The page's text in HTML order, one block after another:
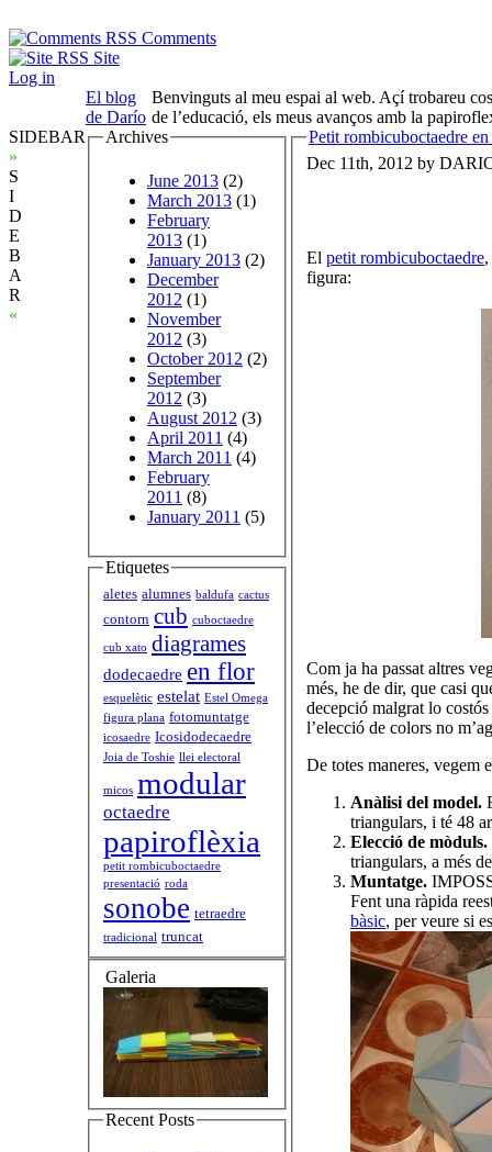
Comments
Site
Log in
El blog
de Darío
Benvinguts al meu espai al web. Açí trobareu
de l’educació, els meus avanços amb la
SIDEBAR
»
S
I
D
E
B
A
R
«
Archives
June 2013 (2)
March 2013 (1)
February
2013 (1)
January 2013 (2)
December
2012 (1)
November
2012 (3)
October 2012 (2)
September
2012 (3)
August 2012 (3)
April 2011 (4)
March 2011 (4)
February
2011 (8)
January 2011 (5)
Etiquetes
aletes alumnes baldufa cactus
contorn cub cuboctaedre
cub xato diagrames
dodecaedre en flor
esquelètic estelat Estel Omega
figura plana fotomuntatge
icosaedre Icosidodecaedre
Joia de Toshie llei electoral
micos modular
octaedre
papiroflèxia
petit rombicuboctaedre
presentació roda
sonobe tetraedre
tradicional truncat
Galeria
Recent Posts
Petit rombicuboctaedre
Dec 11th, 2012 by
El petit rombicuboctaedre
figura:
Com ja ha passat altres
més, he de dir, que casi
decepció malgrat lo
l’elecció de colors no
De totes maneres, vegem
Anàlisi del model.
triangulars, i té 48
Elecció de mòduls.
triangulars, a més
Muntatge.
Fent una ràpida
bàsic, per veure si